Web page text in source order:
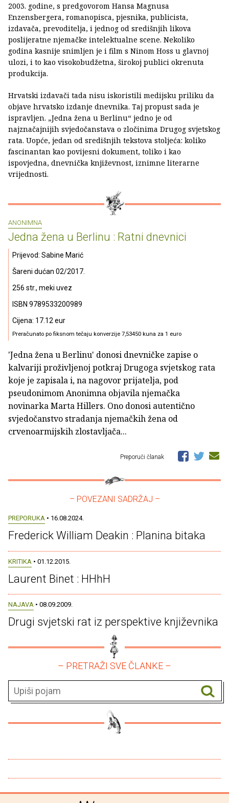
2003. godine, s predgovorom Hansa Magnusa
Enzensbergera, romanopisca, pjesnika, publicista,
izdavača, prevoditelja, i jednog od središnjih likova
poslijeratne njemačke intelektualne scene. Nekoliko
godina kasnije snimljen je i film s Ninom Hoss u glavnoj
ulozi, i to kao visokobudžetna, širokoj publici okrenuta
produkcija.
Hrvatski izdavači tada nisu iskoristili medijsku priliku da
objave hrvatsko izdanje dnevnika. Taj propust sada je
ispravljen. „Jedna žena u Berlinu“ jedno je od
najznačajnijih svjedočanstava o zločinima Drugog svjetskog
rata. Uopće, jedan od središnjih tekstova stoljeća: koliko
fascinantan kao povijesni dokument, toliko i kao
ispovjedna, dnevnička književnost, iznimne literarne
vrijednosti.
ANONIMNA
Jedna žena u Berlinu : Ratni dnevnici
Prijevod: Sabine Marić
Šareni dućan 02/2017.
256 str., meki uvez
ISBN 9789533200989
Cijena: 17.12 eur
Preračunato po fiksnom tečaju konverzije 7,53450 kuna za 1 euro
'Jedna žena u Berlinu' donosi dnevničke zapise o
kalvariji proživljenoj potkraj Drugoga svjetskog rata
koje je zapisala i, na nagovor prijatelja, pod
pseudonimom Anonimna objavila njemačka
novinarka Marta Hillers. Ono donosi autentično
svjedočanstvo stradanja njemačkih žena od
crvenoarmijskih zlostavljača...
Preporuči članak
– POVEZANI SADRŽAJ –
PREPORUKA • 16.08.2024.
Frederick William Deakin : Planina bitaka
KRITIKA • 01.12.2015.
Laurent Binet : HHhH
NAJAVA • 08.09.2009.
Drugi svjetski rat iz perspektive književnika
– PRETRAŽI SVE ČLANKE –